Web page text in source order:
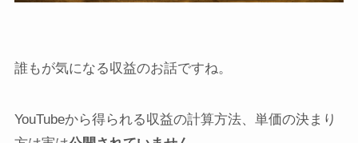
誰もが気になる収益のお話ですね。
YouTubeから得られる収益の計算方法、単価の決まり